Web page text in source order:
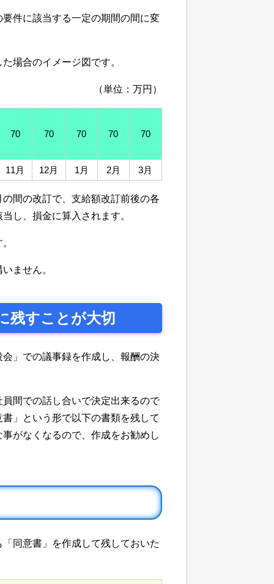
件に該当する一定の期間の間に変
場合のイメージ図です。
（単位：万円）
70 70 70 70 70
11月 12月 1月 2月 3月
間の改訂で、支給額改訂前後の各
し、損金に算入されます。
ません。
残すことが大切
」での議事録を作成し、報酬の決
間での話し合いで決定出来るので
」という形で以下の書類を残して
がなくなるので、作成をお勧めし
同意書」を作成して残しておいた